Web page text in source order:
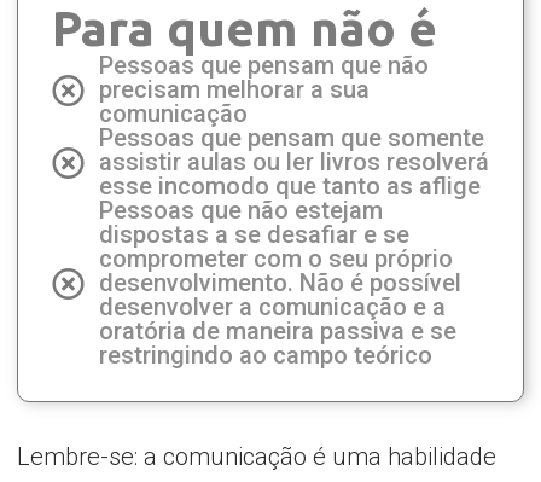
Para quem não é
Pessoas que pensam que não
precisam melhorar a sua
comunicação
Pessoas que pensam que somente
assistir aulas ou ler livros resolverá
esse incomodo que tanto as aflige
Pessoas que não estejam
dispostas a se desafiar e se
comprometer com o seu próprio
desenvolvimento. Não é possível
desenvolver a comunicação e a
oratória de maneira passiva e se
restringindo ao campo teórico
Lembre-se: a comunicação é uma habilidade